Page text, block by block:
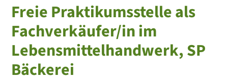
Freie Praktikumsstelle als
Fachverkäufer/in im
Lebensmittelhandwerk, SP
Bäckerei